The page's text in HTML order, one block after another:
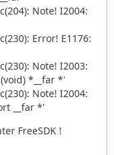
Note! I2004:
Error! E1176:
Note! I2003:
*__far *'
Note! I2004:
__far *'
FreeSDK !